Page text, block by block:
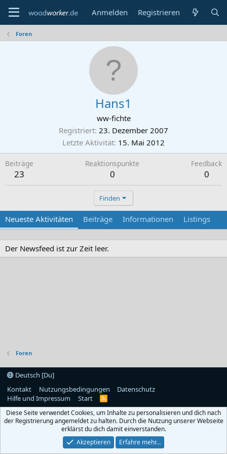
Anmelden Registrieren
Foren
Hans1
ww-fichte
Registriert 23. Dezember 2007
Letzte Aktivität 15. Mai 2012
Beiträge
23
Reaktionspunkte
0
Feedback
0
Finden
Neueste Aktivitäten Beiträge Informationen Listings
Der Newsfeed ist zur Zeit leer.
Foren
Deutsch [Du]
Kontakt
Nutzungsbedingungen
Datenschutz
Hilfe und Impressum
Start
R
S
Diese Seite verwendet Cookies, um Inhalte zu personalisieren und dich nach
der Registrierung angemeldet zu halten. Durch die Nutzung unserer Webseite
erklärst du dich damit einverstanden.
Akzeptieren
Erfahre mehr…